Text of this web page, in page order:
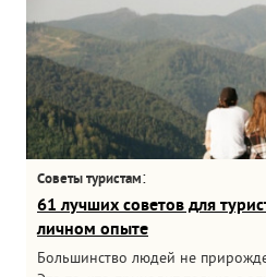
Советы туристам:
61 лучших советов для
личном опыте
Большинство людей не